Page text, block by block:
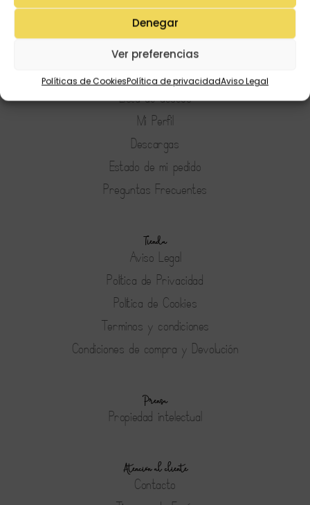
Denegar
Ver preferencias
Políticas de CookiesPolítica de privacidadAviso Legal
Mi Cuenta
Lista de deseos
Mi Perfil
Descargas
Estado de mi pedido
Preguntas Frecuentes
Tienda
Aviso Legal
Política de Privacidad
Política de Cookies
Terminos y condiciones
Condiciones de compra y Devolución
Prensa
Propiedad intelectual
Atención al cliente
Contacto